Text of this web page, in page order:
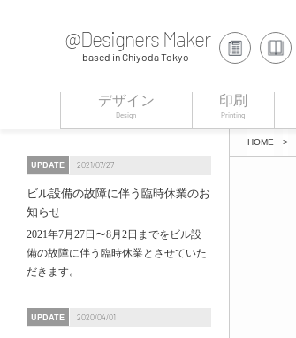
@Designers Maker
based in Chiyoda Tokyo
デザイン
Design
印刷
Printing
HOME >
UPDATE 2021/07/27
ビル設備の故障に伴う臨時休業のお
知らせ
2021年7月27日〜8月2日までをビル設
備の故障に伴う臨時休業とさせていた
だきます。
UPDATE 2020/04/01